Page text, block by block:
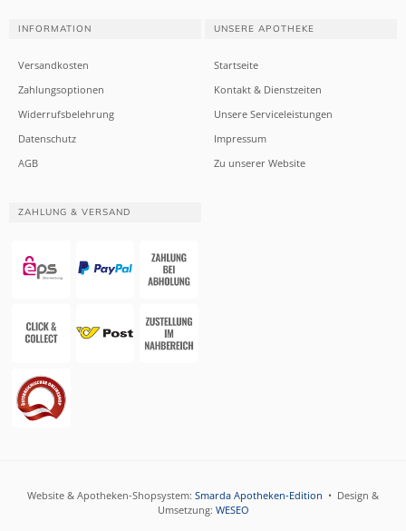
INFORMATION
Versandkosten
Zahlungsoptionen
Widerrufsbelehrung
Datenschutz
AGB
UNSERE APOTHEKE
Startseite
Kontakt & Dienstzeiten
Unsere Serviceleistungen
Impressum
Zu unserer Website
ZAHLUNG & VERSAND
Website & Apotheken-Shopsystem: Smarda Apotheken-Edition • Design &
Umsetzung: WESEO